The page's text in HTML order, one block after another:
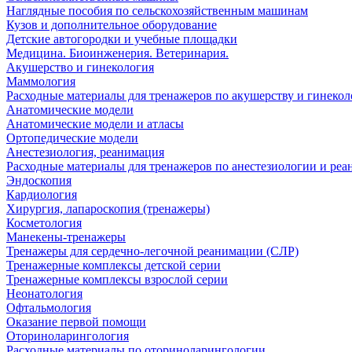
Наглядные пособия по сельскохозяйственным машинам
Кузов и дополнительное оборудование
Детские автогородки и учебные площадки
Медицина. Биоинженерия. Ветеринария.
Акушерство и гинекология
Маммология
Расходные материалы для тренажеров по акушерству и
Анатомические модели
Анатомические модели и атласы
Ортопедические модели
Анестезиология, реанимация
Расходные материалы для тренажеров по анестезиологии и
Эндоскопия
Кардиология
Хирургия, лапароскопия (тренажеры)
Косметология
Манекены-тренажеры
Тренажеры для сердечно-легочной реанимации (СЛР)
Тренажерные комплексы детской серии
Тренажерные комплексы взрослой серии
Неонатология
Офтальмология
Оказание первой помощи
Оториноларингология